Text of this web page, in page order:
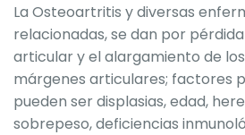
La Osteoartritis y diversas
relacionadas, se dan por
articular y el alargamiento de
márgenes articulares; factores
pueden ser displasias, edad,
sobrepeso, deficiencias